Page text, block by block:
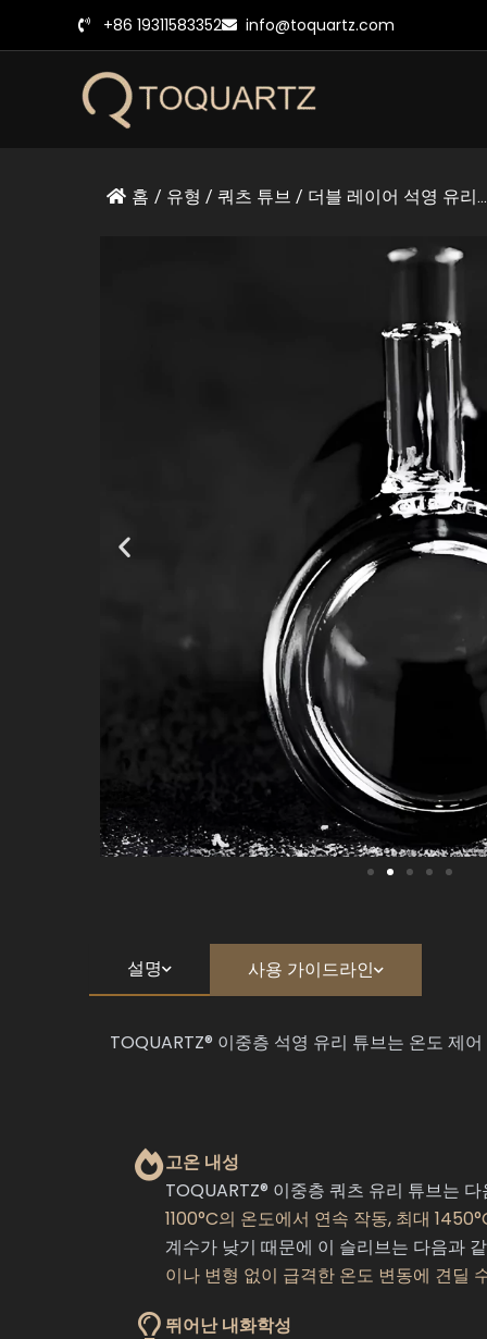
+86 19311583352 info@toquartz.com
홈 / 유형 / 쿼츠 튜브 / 더블 레이어 석영 유리...
설명
사용 가이드라인
TOQUARTZ® 이중층 석영 유리 튜브는 온도 제
고온 내성
TOQUARTZ® 이중층 쿼츠 유리 튜브는
1100°C의 온도에서 연속 작동, 최대
계수가 낮기 때문에 이 슬리브는 다음과
이나 변형 없이 급격한 온도 변동에 견딜
뛰어난 내화학성